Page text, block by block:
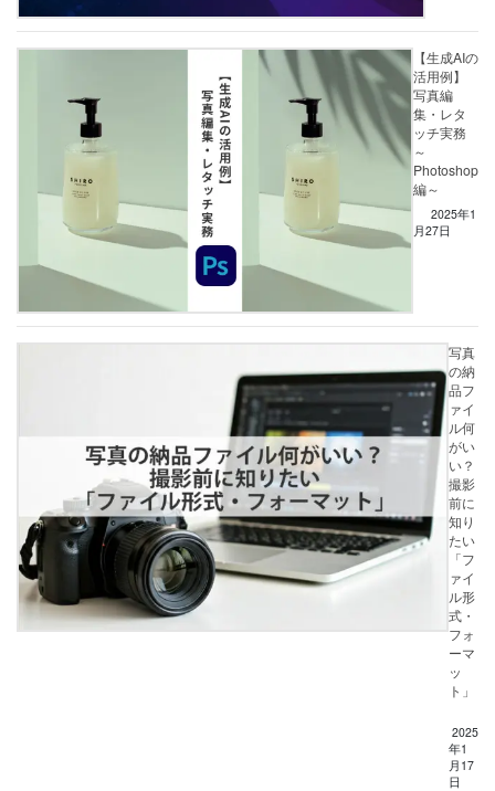
【生成AIの
活用例】
写真編
集・レタ
ッチ実務
～
Photoshop
編～
2025年1
月27日
写真
の納
品フ
ァイ
ル何
がい
い？
撮影
前に
知り
たい
「フ
ァイ
ル形
式・
フォ
ーマ
ッ
ト」
2025
年1
月17
日